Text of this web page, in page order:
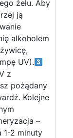
żelu. Aby
ją
alkoholem
UV).
z
pożądany
Kolejne
–
1-2 minuty